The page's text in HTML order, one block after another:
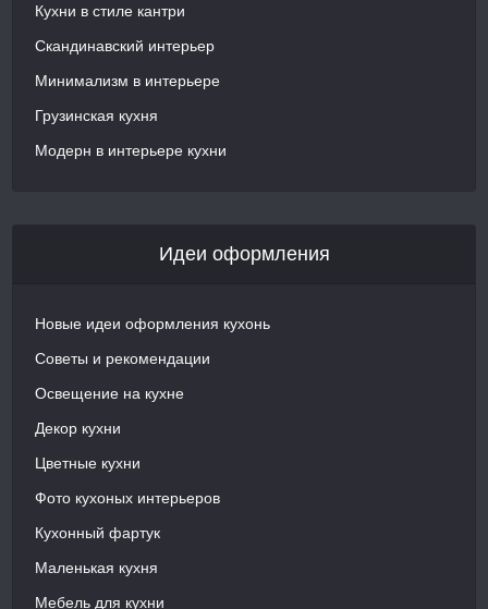
Кухни в стиле кантри
Скандинавский интерьер
Минимализм в интерьере
Грузинская кухня
Модерн в интерьере кухни
Идеи оформления
Новые идеи оформления кухонь
Советы и рекомендации
Освещение на кухне
Декор кухни
Цветные кухни
Фото кухоных интерьеров
Кухонный фартук
Маленькая кухня
Мебель для кухни